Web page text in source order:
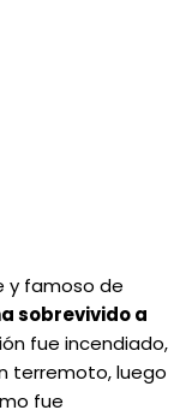
y famoso de
sobrevivido a
fue incendiado,
terremoto, luego
fue